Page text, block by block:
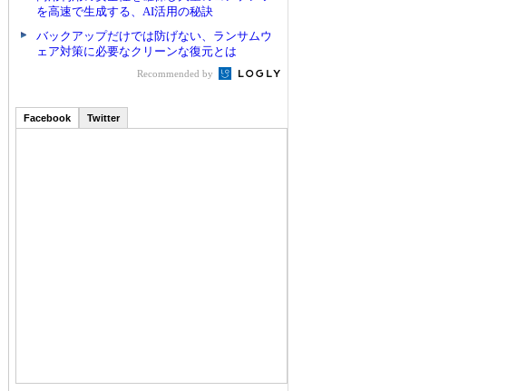
を高速で生成する、AI活用の秘訣
バックアップだけでは防げない、ランサムウ
ェア対策に必要なクリーンな復元とは
Recommended by
Facebook Twitter